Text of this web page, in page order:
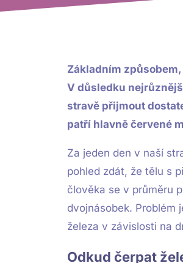
Základním
V důsledku
stravě přijmout
patří hlavně červené
Za jeden den v naší
pohled zdát, že tělu s
člověka se v průměru
dvojnásobek. Problém
železa v závislosti na
Odkud čerpat